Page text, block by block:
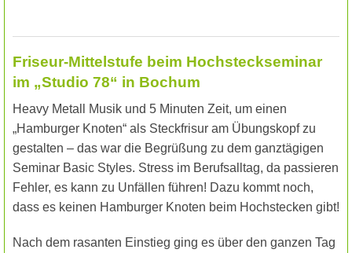
Friseur-Mittelstufe beim Hochsteckseminar
im „Studio 78“ in Bochum
Heavy Metall Musik und 5 Minuten Zeit, um einen
„Hamburger Knoten“ als Steckfrisur am Übungskopf zu
gestalten – das war die Begrüßung zu dem ganztägigen
Seminar Basic Styles. Stress im Berufsalltag, da passieren
Fehler, es kann zu Unfällen führen! Dazu kommt noch,
dass es keinen Hamburger Knoten beim Hochstecken gibt!
Nach dem rasanten Einstieg ging es über den ganzen Tag